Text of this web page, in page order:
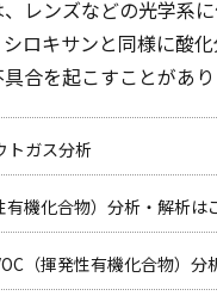
レンズなどの光学系
ロキサンと同様に酸
合を起こすことがあり
トガス分析
有機化合物）分析・解析は
（揮発性有機化合物）分